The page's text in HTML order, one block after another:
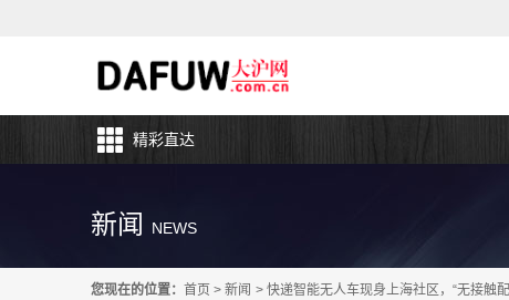
精彩直达
新闻 NEWS
您现在的位置： 首页 > 新闻 > 快递智能无人车现身上海社区，“无接触